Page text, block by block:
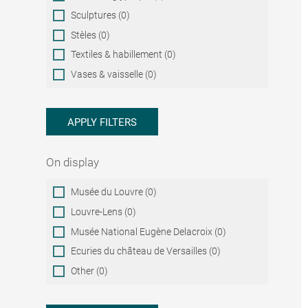
Sculptures (0)
Stèles (0)
Textiles & habillement (0)
Vases & vaisselle (0)
APPLY FILTERS
On display
On
display
Musée du Louvre (0)
Louvre-Lens (0)
Musée National Eugène Delacroix (0)
Ecuries du château de Versailles (0)
Other (0)